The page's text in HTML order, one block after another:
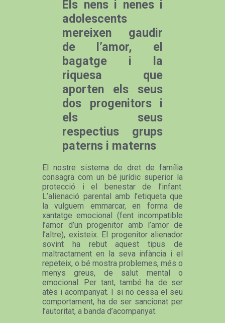
Els nens i nenes i
adolescents
mereixen gaudir
de l’amor, el
bagatge i la
riquesa que
aporten els seus
dos progenitors i
els seus
respectius grups
paterns i materns
El nostre sistema de dret de família
consagra com un bé jurídic superior la
protecció i el benestar de l’infant.
L’alienació parental amb l’etiqueta que
la vulguem emmarcar, en forma de
xantatge emocional (fent incompatible
l’amor d’un progenitor amb l’amor de
l’altre), existeix. El progenitor alienador
sovint ha rebut aquest tipus de
maltractament en la seva infància i el
repeteix, o bé mostra problemes, més o
menys greus, de salut mental o
emocional. Per tant, també ha de ser
atès i acompanyat. I si no cessa el seu
comportament, ha de ser sancionat per
l’autoritat, a banda d’acompanyat.